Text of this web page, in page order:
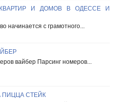
И ДОМОВ В ОДЕССЕ И
начинается с грамотного...
вайбер Парсинг номеров...
ПИЦЦА СТЕЙК